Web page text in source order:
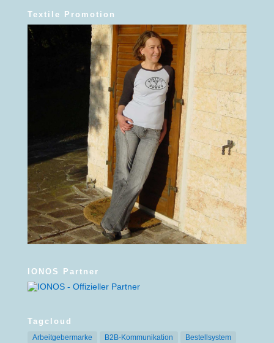
Textile Promotion
IONOS Partner
Tagcloud
Arbeitgebermarke B2B-Kommunikation
Bestellsystem